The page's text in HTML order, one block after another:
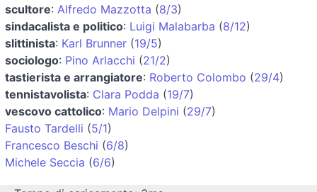
scultore: Alfredo Mazzotta (8/3)
sindacalista e politico: Luigi Malabarba (8/12)
slittinista: Karl Brunner (19/5)
sociologo: Pino Arlacchi (21/2)
tastierista e arrangiatore: Roberto Colombo (29/4)
tennistavolista: Clara Podda (19/7)
vescovo cattolico: Mario Delpini (29/7)
Fausto Tardelli (5/1)
Francesco Beschi (6/8)
Michele Seccia (6/6)